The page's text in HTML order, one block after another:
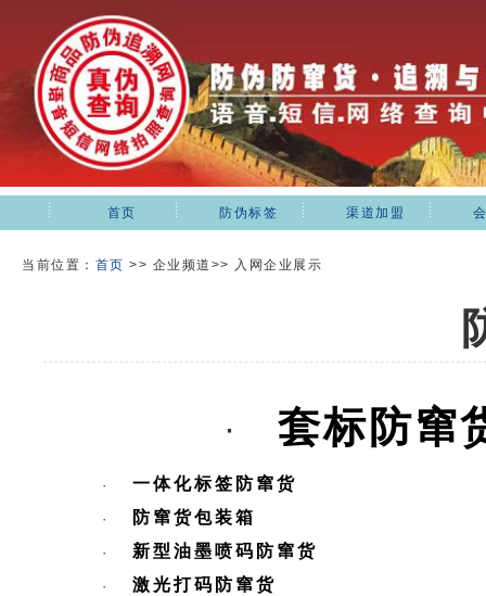
首页 防伪标签 渠道加盟
当前位置： 首页 >> 企业频道>> 入网企业展示
· 套标防窜
· 一体化标签防窜货
· 防窜货包装箱
· 新型油墨喷码防窜货
· 激光打码防窜货